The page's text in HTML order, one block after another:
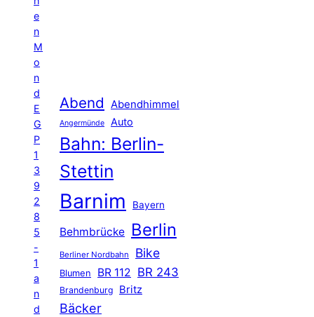
e
n
M
o
n
d
E
G
P
1
3
9
2
8
5
-
1
a
n
d
Abend Abendhimmel
Angermünde Auto
Bahn: Berlin-
Stettin
Barnim Bayern
Behmbrücke Berlin
Berliner Nordbahn Bike
Blumen BR 112 BR 243
Brandenburg Britz
Bäcker